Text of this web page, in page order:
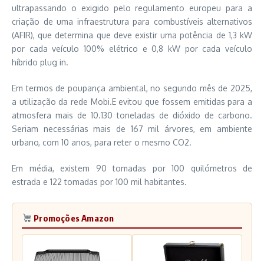
ultrapassando o exigido pelo regulamento europeu para a
criação de uma infraestrutura para combustíveis alternativos
(AFIR), que determina que deve existir uma potência de 1,3 kW
por cada veículo 100% elétrico e 0,8 kW por cada veículo
híbrido plug in.
Em termos de poupança ambiental, no segundo mês de 2025,
a utilização da rede Mobi.E evitou que fossem emitidas para a
atmosfera mais de 10.130 toneladas de dióxido de carbono.
Seriam necessárias mais de 167 mil árvores, em ambiente
urbano, com 10 anos, para reter o mesmo CO2.
Em média, existem 90 tomadas por 100 quilómetros de
estrada e 122 tomadas por 100 mil habitantes.
Promoções Amazon